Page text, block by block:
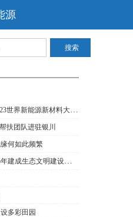
源
材料大会新闻发布会在京召开
扶团队进驻银川
何如此频繁
成生态文明建设先行区
多彩田园